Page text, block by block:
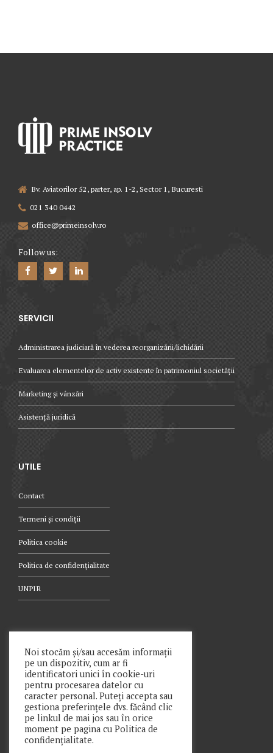
Bv. Aviatorilor 52, parter, ap. 1-2, Sector 1, Bucuresti
021 340 0442
office@primeinsolv.ro
Follow us:
SERVICII
Administrarea judiciară în vederea reorganizării/lichidării
Evaluarea elementelor de activ existente în patrimoniul societății
Marketing și vânzări
Asistență juridică
UTILE
Contact
Termeni și condiții
Politica cookie
Politica de confidențialitate
UNPIR
021.340.0442
Copyright © Prime Insolv Practice SPRL 2021
Noi stocăm și/sau accesăm informații
pe un dispozitiv, cum ar fi
identificatori unici în cookie-uri
pentru procesarea datelor cu
caracter personal. Puteți accepta sau
gestiona preferințele dvs. făcând clic
pe linkul de mai jos sau în orice
moment pe pagina cu Politica de
confidențialitate.